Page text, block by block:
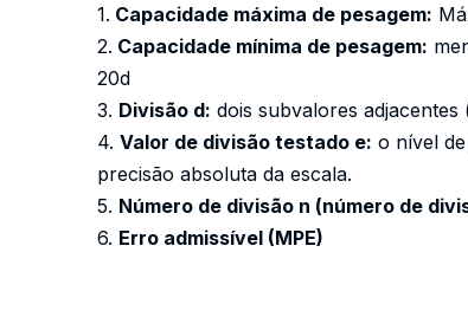
1. Capacidade máxima de pesagem:
2. Capacidade mínima de pesagem:
20d
3. Divisão d: dois subvalores
4. Valor de divisão testado e: o nível
precisão absoluta da escala.
5. Número de divisão n (número de
6. Erro admissível (MPE)